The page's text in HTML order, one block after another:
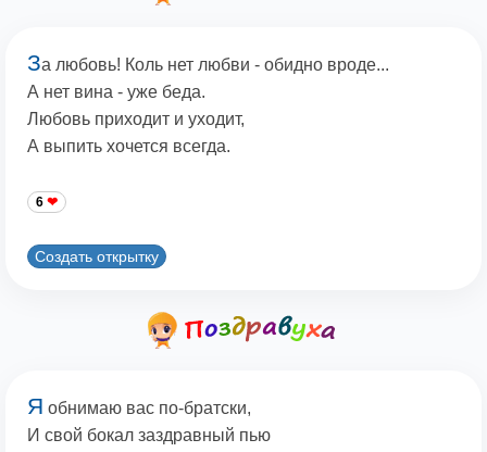
За любовь! Коль нет любви - обидно вроде...
А нет вина - уже беда.
Любовь приходит и уходит,
А выпить хочется всегда.
6
Создать открытку
Я обнимаю вас по-братски,
И свой бокал заздравный пью